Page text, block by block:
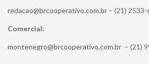
redacao@brcooperativo.com.br – (21) 2533-
Comercial:
montenegro@brcooperativo.com.br – (21)